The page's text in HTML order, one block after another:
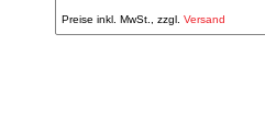
Preise inkl. MwSt., zzgl. Versand